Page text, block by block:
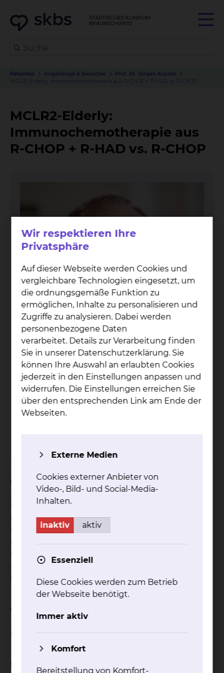
Patienten Angehörige & Besucher
Prof. Dr. Jürgen Krauter
MCLR2-Elderly: Immunochemotherapie aus R-CHOP + R-HAD vs. R-CHOP
MCLR2-Elderly:
Immunochemotherapie aus
R-CHOP + R-HAD vs. R-CHOP
Prof. Dr. Jür­gen Krau­ter
Celler Straße 38, 38114 Braunschweig
Worum geht es bei der Studie?
Wirksamkeit einer alternierenden
Immunochemotherapie bestehend aus R-CHOP +
R-HAD gegen R-CHOP allein, gefolgt von einer
Erhaltungstherpaie bestehend aus zusätzlich
Lenalidomid und Rituximab gegen Rituximab
allein für ältere Patienten mit Mantelzell-
Lymphom
Wie ist der Status der Studie?
Rekrutierung beendet
Welche Studienform wurde gewählt?
Wir respektieren Ihre
Privatsphäre
Auf dieser Webseite werden Cookies und
vergleichbare Technologien eingesetzt, um
die ordnungsgemäße Funktion zu
ermöglichen, Inhalte zu personalisieren und
Zugriffe zu analysieren. Dabei werden
personenbezogene Daten
verarbeitet. Details zur Verarbeitung finden
Sie in unserer Datenschutzerklärung. Sie
können Ihre Auswahl an erlaubten Cookies
jederzeit in den Einstellungen anpassen und
widerrufen. Die Einstellungen erreichen Sie
über den entsprechenden Link am Ende der
Webseiten.
Externe Medien
Cookies externer Anbieter von
Video-, Bild- und Social-Media-
Inhalten.
inaktiv aktiv
Essenziell
Diese Cookies werden zum Betrieb
der Webseite benötigt.
Immer aktiv
Komfort
Bereitstellung von Komfort-